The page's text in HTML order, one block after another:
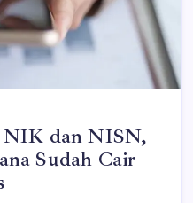
NIK dan NISN,
Sudah Cair